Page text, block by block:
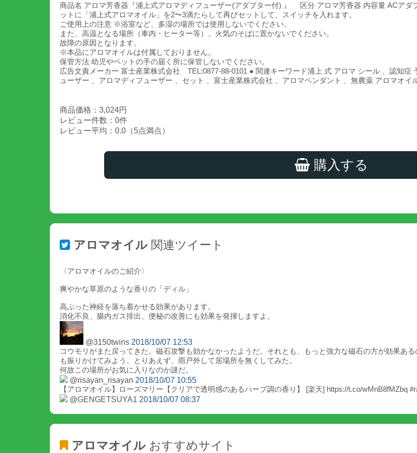
商品名 アロマ芳香器『浦上式アロマディフューザー(アダプター付) 』 区分 アロマ芳香器 内容量 ACアダ
ットに「浦上式アロマオイル」を2〜3滴たらして再びセットして、スイッチを入れます。
ご使用上の注意 ※浴室など、多湿の場所では使用しないでください。
また、高温となる場所（車内・ヒーター等）、火気のそばに置かないでください。
故障の原因となります。
※本品にアロマオイルは付属しておりません。
保管方法 幼児やペットの手の届く所に保管しないでください。
広告文責メーカー 富士産業株式会社 TEL:0877-88-0101 ● 関連キーワード浦上 式 アロマ シール 、認知症
ューザー 、アロマディフューザー 、セット 、富士産業株式会社 、アロマペンダント 、無農薬 アロマオイ
商品価格：3,024円
レビュー件数：0件
レビュー平均：0.0（5点満点）
購入する
アロマオイル関連ツイート
〈アロマオイルのご紹介〉
爽やかな草原のような香りの「ディル」
高ぶった神経を落ち着かせる効果があります。
消化不良、腸内ガス排出、便秘の改善にも効果を発揮しますよ。
@3150twins 2018/10/07 12:53
コウモリがまた戻ってきた。磁石攻撃も効かなかったようだ。それとも、もっと強力な磁石の方が効果あ
も振りかけてみよう。とりあえず、雨戸外して居場所を無くしてみた。
何故この場所がお気に入りなのか謎だ。
@risayan_risayan 2018/10/07 10:55
【アロマオイル】ローズマリー【クリアで透明感のあるハーブ調の香り】 [楽天] https://t.co/wMnB8fMZbq
@GENGETSUYA1 2018/10/07 08:37
アロマオイルおすすめサイト